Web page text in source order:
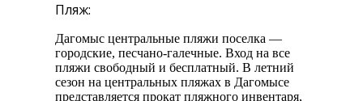
Пляж:
Дагомыс центральные пляжи поселка —
городские, песчано-галечные. Вход на все
пляжи свободный и бесплатный. В летний
сезон на центральных пляжах в Дагомысе
представляется прокат пляжного инвентаря,